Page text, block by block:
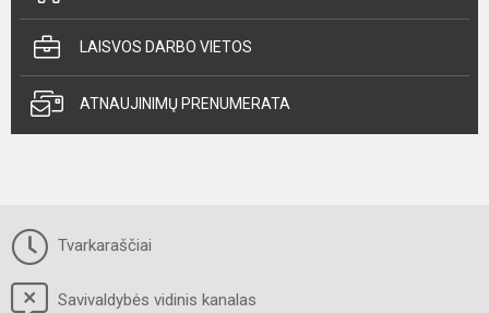
LAISVOS DARBO VIETOS
ATNAUJINIMŲ PRENUMERATA
Tvarkaraščiai
Savivaldybės vidinis kanalas